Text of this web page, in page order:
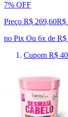
7% OFF
Preço R$ 269,60R$
no Pix Ou 6x de R$
Cupom R$